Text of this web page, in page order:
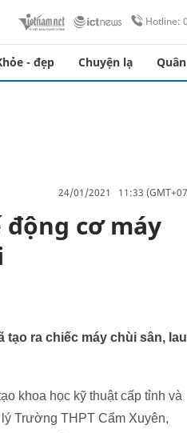
Hotline:
- đẹp Chuyện lạ
24/01/2021 11:33
cơ máy
ra chiếc máy chùi sân, lau
khoa học kỹ thuật cấp tỉnh và
Trường THPT Cẩm Xuyên,